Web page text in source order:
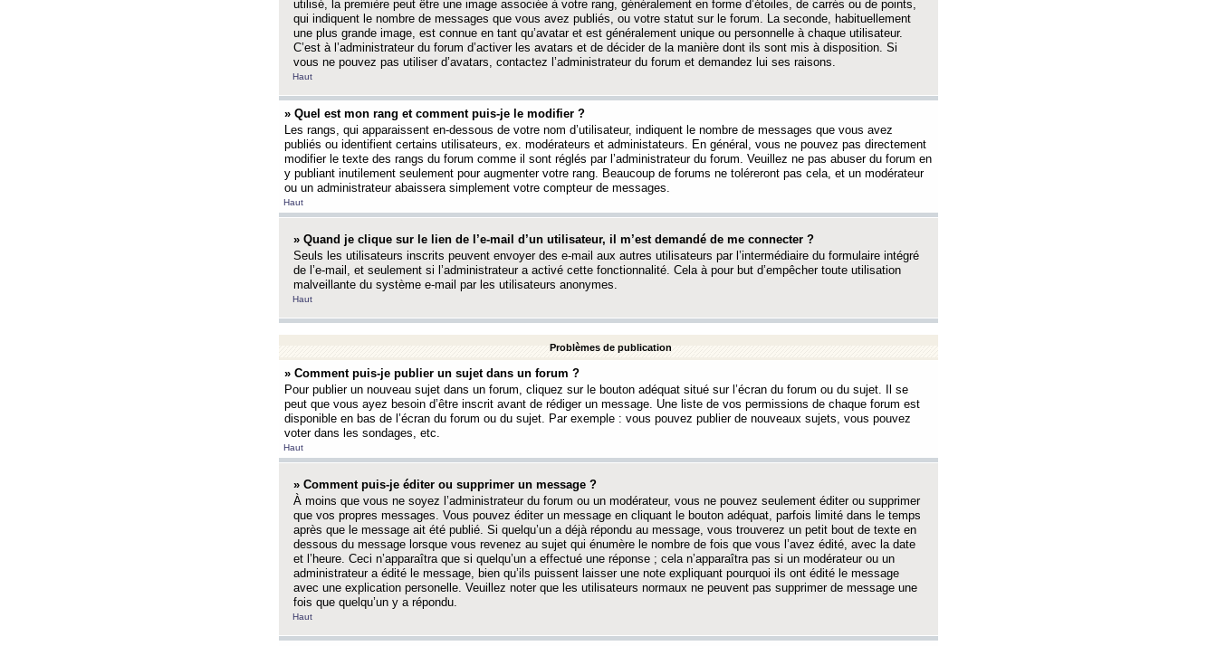
utilisé, la première peut être une image associée à votre rang, généralement en forme d’étoiles, de carrés ou de points,
qui indiquent le nombre de messages que vous avez publiés, ou votre statut sur le forum. La seconde, habituellement
une plus grande image, est connue en tant qu’avatar et est généralement unique ou personnelle à chaque utilisateur.
C’est à l’administrateur du forum d’activer les avatars et de décider de la manière dont ils sont mis à disposition. Si
vous ne pouvez pas utiliser d’avatars, contactez l’administrateur du forum et demandez lui ses raisons.
Haut
» Quel est mon rang et comment puis-je le modifier ?
Les rangs, qui apparaissent en-dessous de votre nom d’utilisateur, indiquent le nombre de messages que vous avez
publiés ou identifient certains utilisateurs, ex. modérateurs et administateurs. En général, vous ne pouvez pas directement
modifier le texte des rangs du forum comme il sont réglés par l’administrateur du forum. Veuillez ne pas abuser du forum en
y publiant inutilement seulement pour augmenter votre rang. Beaucoup de forums ne toléreront pas cela, et un modérateur
ou un administrateur abaissera simplement votre compteur de messages.
Haut
» Quand je clique sur le lien de l’e-mail d’un utilisateur, il m’est demandé de me connecter ?
Seuls les utilisateurs inscrits peuvent envoyer des e-mail aux autres utilisateurs par l’intermédiaire du formulaire intégré
de l’e-mail, et seulement si l’administrateur a activé cette fonctionnalité. Cela à pour but d’empêcher toute utilisation
malveillante du système e-mail par les utilisateurs anonymes.
Haut
Problèmes de publication
» Comment puis-je publier un sujet dans un forum ?
Pour publier un nouveau sujet dans un forum, cliquez sur le bouton adéquat situé sur l’écran du forum ou du sujet. Il se
peut que vous ayez besoin d’être inscrit avant de rédiger un message. Une liste de vos permissions de chaque forum est
disponible en bas de l’écran du forum ou du sujet. Par exemple : vous pouvez publier de nouveaux sujets, vous pouvez
voter dans les sondages, etc.
Haut
» Comment puis-je éditer ou supprimer un message ?
À moins que vous ne soyez l’administrateur du forum ou un modérateur, vous ne pouvez seulement éditer ou supprimer
que vos propres messages. Vous pouvez éditer un message en cliquant le bouton adéquat, parfois limité dans le temps
après que le message ait été publié. Si quelqu’un a déjà répondu au message, vous trouverez un petit bout de texte en
dessous du message lorsque vous revenez au sujet qui énumère le nombre de fois que vous l’avez édité, avec la date
et l’heure. Ceci n’apparaîtra que si quelqu’un a effectué une réponse ; cela n’apparaîtra pas si un modérateur ou un
administrateur a édité le message, bien qu’ils puissent laisser une note expliquant pourquoi ils ont édité le message
avec une explication personelle. Veuillez noter que les utilisateurs normaux ne peuvent pas supprimer de message une
fois que quelqu’un y a répondu.
Haut